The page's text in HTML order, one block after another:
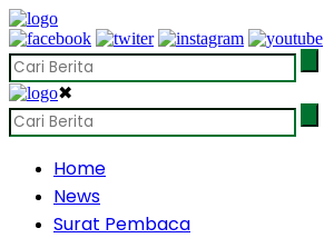
✖
Home
News
Surat Pembaca